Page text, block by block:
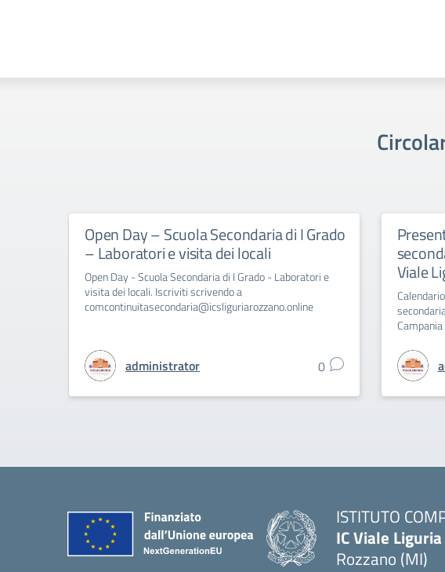
Open Day – Scuola Secondaria di I Grado
– Laboratori e visita dei locali
Open Day - Scuola Secondaria di I Grado - Laboratori e
visita dei locali. Iscriviti scrivendo a
comcontinuitasecondaria@icsliguriarozzano.online
administrator 0
Viale
Campania
ISTITUTO
IC Viale
Rozzano (MI)